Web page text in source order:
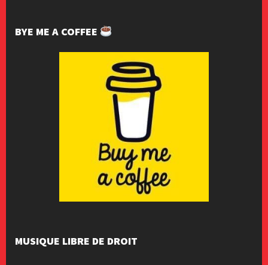
BYE ME A COFFEE
MUSIQUE LIBRE DE DROIT